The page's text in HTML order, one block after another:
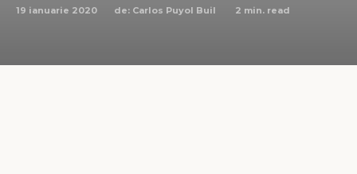
19 ianuarie 2020 de: Carlos Puyol Buil 2 min. read